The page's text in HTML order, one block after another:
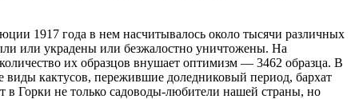
1917 года в нем насчитывалось около тысячи различных
или украдены или безжалостно уничтожены. На
их образцов внушает оптимизм — 3462 образца. В
виды кактусов, пережившие доледниковый период, бархат
в Горки не только садоводы-любители нашей страны, но